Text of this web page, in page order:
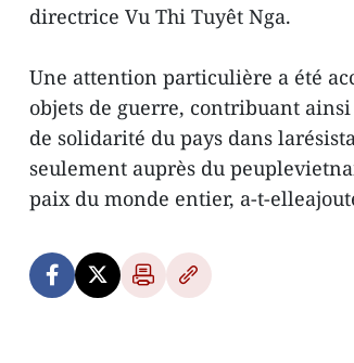
directrice Vu Thi Tuyêt Nga.
Une attention particulière a été
objets de guerre, contribuant
de solidarité du pays dans
seulement auprès du
paix du monde entier, a-t-